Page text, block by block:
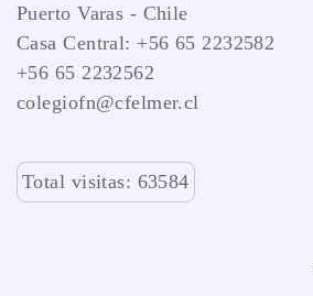
Puerto Varas - Chile
Casa Central: +56 65 2232582
+56 65 2232562
colegiofn@cfelmer.cl
Total visitas: 63584